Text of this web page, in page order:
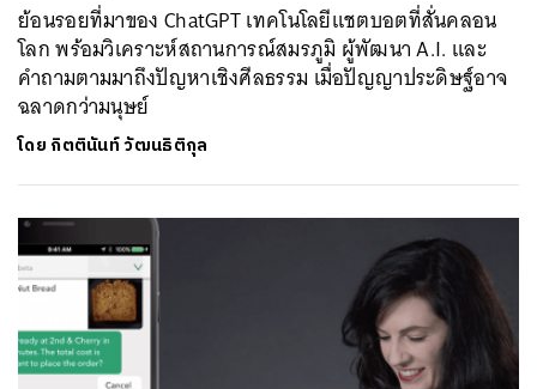
ย้อนรอยที่มาของ ChatGPT เทคโนโลยีแชตบอตที่สั่นคลอน
โลก พร้อมวิเคราะห์สถานการณ์สมรภูมิ ผู้พัฒนา A.I. และ
คำถามตามมาถึงปัญหาเชิงศีลธรรม เมื่อปัญญาประดิษฐ์อาจ
ฉลาดกว่ามนุษย์
โดย กิตตินันท์ วัฒนธิติกุล